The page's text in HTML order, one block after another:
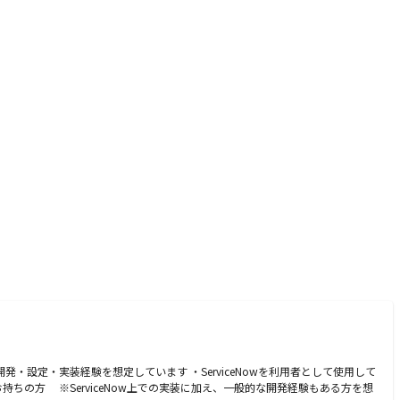
定・実装経験を想定しています ・ServiceNowを利用者として使用して
ちの方 ※ServiceNow上での実装に加え、一般的な開発経験もある方を想